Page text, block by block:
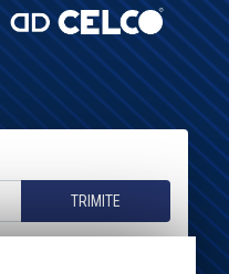
TRIMITE